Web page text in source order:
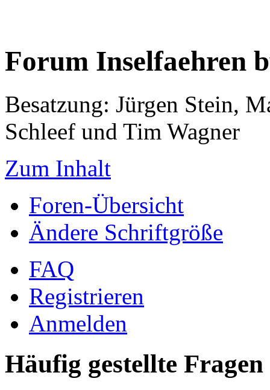
Forum Inselfaehren
Besatzung: Jürgen Stein,
Schleef und Tim Wagner
Zum Inhalt
Foren-Übersicht
Ändere Schriftgröße
FAQ
Registrieren
Anmelden
Häufig gestellte Fragen